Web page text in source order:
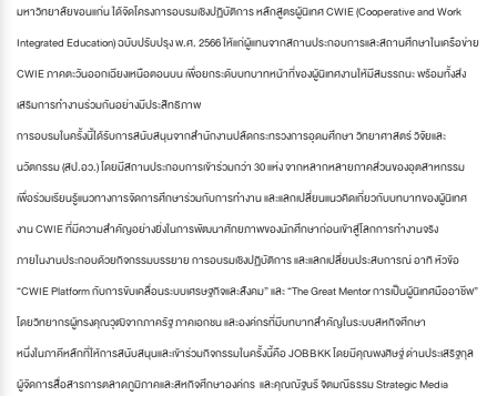
มหาวิทยาลัยขอนแก่น ได้จัดโครงการอบรมเชิงปฏิบัติการ หลักสูตรผู้นิเทศ CWIE (Cooperative and Work
Integrated Education) ฉบับปรับปรุง พ.ศ. 2566 ให้แก่ผู้แทนจากสถานประกอบการและสถานศึกษาในเครือข่าย
CWIE ภาคตะวันออกเฉียงเหนือตอนบน เพื่อยกระดับบทบาทหน้าที่ของผู้นิเทศงานให้มีสมรรถนะ พร้อมทั้งส่ง
เสริมการทำงานร่วมกันอย่างมีประสิทธิภาพ
การอบรมในครั้งนี้ได้รับการสนับสนุนจากสำนักงานปลัดกระทรวงการอุดมศึกษา วิทยาศาสตร์ วิจัยและ
นวัตกรรม (สป.อว.) โดยมีสถานประกอบการเข้าร่วมกว่า 30 แห่ง จากหลากหลายภาคส่วนของอุตสาหกรรม
เพื่อร่วมเรียนรู้แนวทางการจัดการศึกษาร่วมกับการทำงาน และแลกเปลี่ยนแนวคิดเกี่ยวกับบทบาทของผู้นิเทศ
งาน CWIE ที่มีความสำคัญอย่างยิ่งในการพัฒนาศักยภาพของนักศึกษาก่อนเข้าสู่โลกการทำงานจริง
ภายในงานประกอบด้วยกิจกรรมบรรยาย การอบรมเชิงปฏิบัติการ และแลกเปลี่ยนประสบการณ์ อาทิ หัวข้อ
“CWIE Platform กับการขับเคลื่อนระบบเศรษฐกิจและสังคม” และ “The Great Mentor การเป็นผู้นิเทศมืออาชีพ”
โดยวิทยากรผู้ทรงคุณวุฒิจากภาครัฐ ภาคเอกชน และองค์กรที่มีบทบาทสำคัญในระบบสหกิจศึกษา
หนึ่งในภาคีหลักที่ให้การสนับสนุนและเข้าร่วมกิจกรรมในครั้งนี้คือ JOBBKK โดยมีคุณพงศิษฐ์ ด่านประเสริฐกุล
ผู้จัดการสื่อสารการตลาดภูมิภาคและสหกิจศึกษาองค์กร และคุณณัฐนรี จิตมณีธรรม Strategic Media